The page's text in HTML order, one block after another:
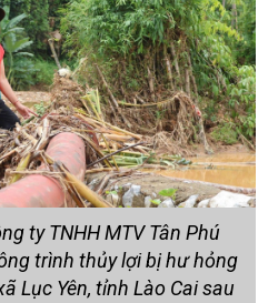
ty TNHH MTV Tân Phú
trình thủy lợi bị hư hỏng
Lục Yên, tỉnh Lào Cai sau